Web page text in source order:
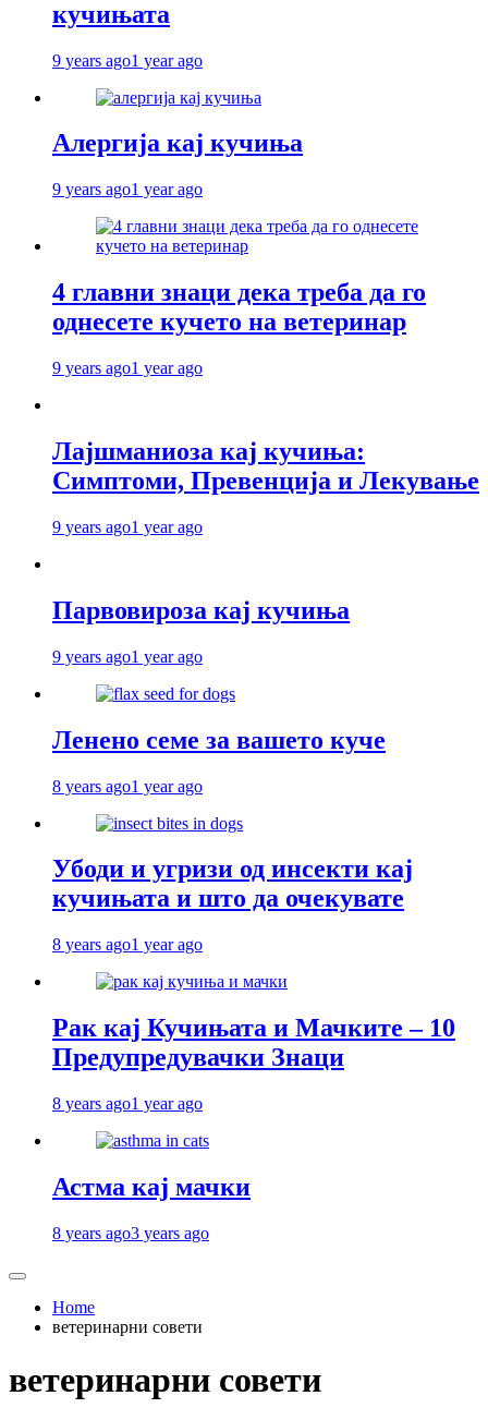
кучињата
9 years ago1 year ago
Алергија кај кучиња
9 years ago1 year ago
4 главни знаци дека треба да го
однесете кучето на ветеринар
9 years ago1 year ago
Лајшманиоза кај кучиња:
Симптоми, Превенција и Лекување
9 years ago1 year ago
Парвовироза кај кучиња
9 years ago1 year ago
Ленено семе за вашето куче
8 years ago1 year ago
Убоди и угризи од инсекти кај
кучињата и што да очекувате
8 years ago1 year ago
Рак кај Кучињата и Мачките – 10
Предупредувачки Знаци
8 years ago1 year ago
Астма кај мачки
8 years ago3 years ago
Home
ветеринарни совети
ветеринарни совети